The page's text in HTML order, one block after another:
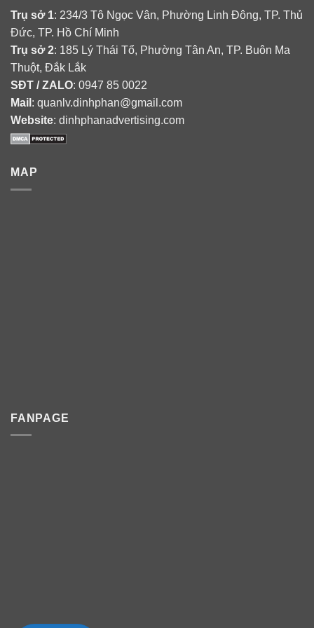
Trụ sở 1: 234/3 Tô Ngọc Vân, Phường Linh Đông, TP. Thủ
Đức, TP. Hồ Chí Minh
Trụ sở 2: 185 Lý Thái Tổ, Phường Tân An, TP. Buôn Ma
Thuột, Đắk Lắk
SĐT / ZALO: 0947 85 0022
Mail : quanlv.dinhphan@gmail.com
Website: dinhphanadvertising.com
MAP
FANPAGE